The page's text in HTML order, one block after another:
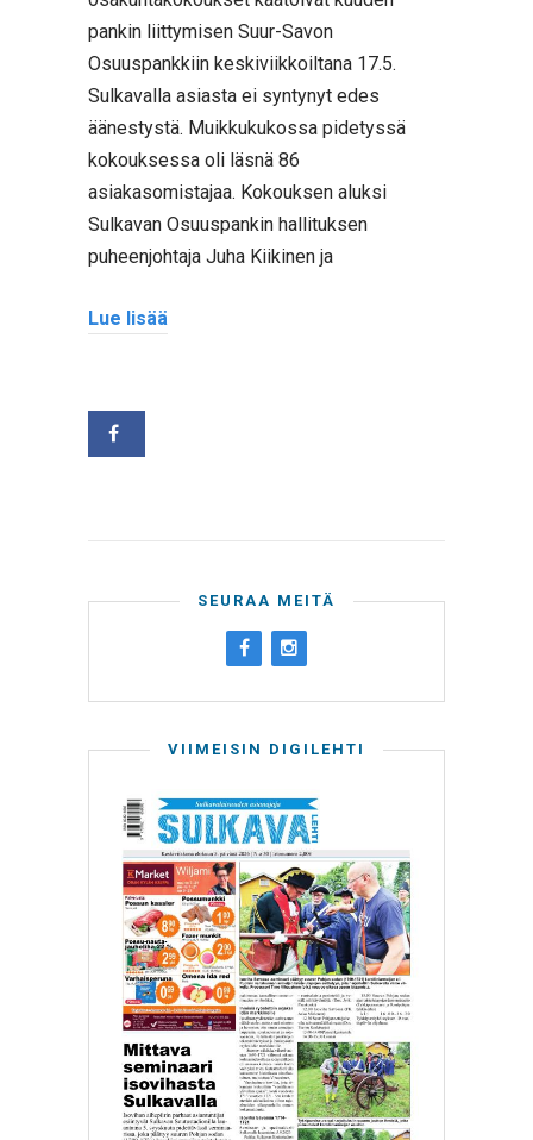
pankin liittymisen Suur-Savon
Osuuspankkiin keskiviikkoiltana 17.5.
Sulkavalla asiasta ei syntynyt edes
äänestystä. Muikkukukossa pidetyssä
kokouksessa oli läsnä 86
asiakasomistajaa. Kokouksen aluksi
Sulkavan Osuuspankin hallituksen
puheenjohtaja Juha Kiikinen ja
Lue lisää
SEURAA MEITÄ
VIIMEISIN DIGILEHTI